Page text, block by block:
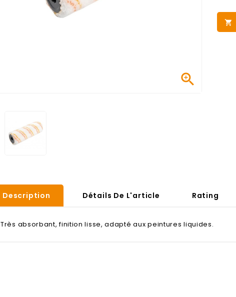


Description Détails De L'article Rating
Très absorbant, finition lisse, adapté aux peintures liquides.